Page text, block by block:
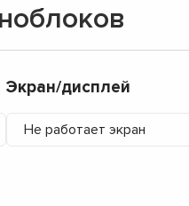
Экран/дисплей
Не работает экран